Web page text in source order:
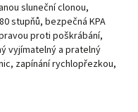
sluneční clonou,
stupňů, bezpečná KPA
proti poškrábání,
vyjímatelný a pratelný
zapínání rychlopřezkou,